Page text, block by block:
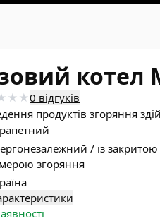
котел
0 відгуків
продуктів згоряння
/ із закритою
згоряння